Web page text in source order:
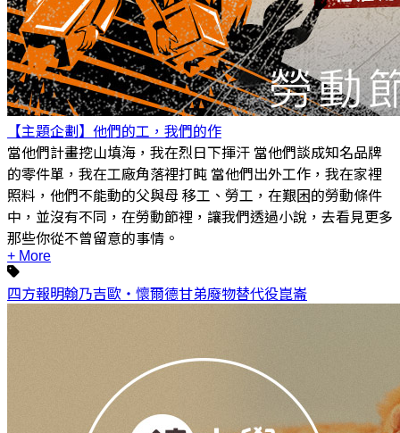
【主題企劃】他們的工，我們的作
當他們計畫挖山填海，我在烈日下揮汗 當他們談成知名品牌
的零件單，我在工廠角落裡打盹 當他們出外工作，我在家裡
照料，他們不能動的父與母 移工、勞工，在艱困的勞動條件
中，並沒有不同，在勞動節裡，讓我們透過小說，去看見更多
那些你從不曾留意的事情。
+ More
四方報明翰乃吉歐‧懷爾德甘弟廢物替代役崑崙